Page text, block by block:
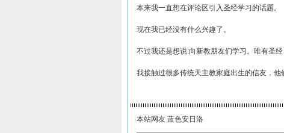
本来我一直想在评论区引入圣经学习的话题。
现在我已经没有什么兴趣了。
不过我还是想说:向新教朋友们学习。唯有圣
我接触过很多传统天主教家庭出生的信友，他
本站网友 蓝色安日洛